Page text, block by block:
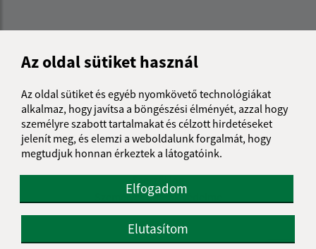
Az oldal sütiket használ
Az oldal sütiket és egyéb nyomkövető technológiákat
alkalmaz, hogy javítsa a böngészési élményét, azzal hogy
személyre szabott tartalmakat és célzott hirdetéseket
jelenít meg, és elemzi a weboldalunk forgalmát, hogy
megtudjuk honnan érkeztek a látogatóink.
Elfogadom
Elutasítom
Az oldalról:
Hozzáférhetőségi nyilatkozat
Szerzői jog
Személyes adatok védelme
Navigáció: